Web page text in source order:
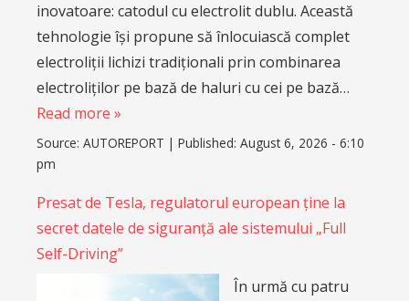
inovatoare: catodul cu electrolit dublu. Această
tehnologie își propune să înlocuiască complet
electroliții lichizi tradiționali prin combinarea
electroliților pe bază de haluri cu cei pe bază…
Read more »
Source: AUTOREPORT | Published: August 6, 2026 - 6:10
pm
Presat de Tesla, regulatorul european ține la
secret datele de siguranță ale sistemului „Full
Self-Driving”
În urmă cu patru